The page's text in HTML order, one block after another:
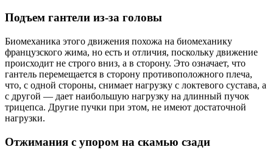
Подъем гантели из-за головы
Биомеханика этого движения похожа на биомеханику
французского жима, но есть и отличия, поскольку движение
происходит не строго вниз, а в сторону. Это означает, что
гантель перемещается в сторону противоположного плеча,
что, с одной стороны, снимает нагрузку с локтевого сустава, а
с другой — дает наибольшую нагрузку на длинный пучок
трицепса. Другие пучки при этом, не имеют достаточной
нагрузки.
Отжимания с упором на скамью сзади